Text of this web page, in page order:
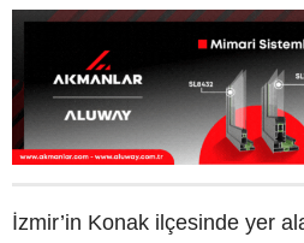
İzmir’in Konak ilçesinde yer